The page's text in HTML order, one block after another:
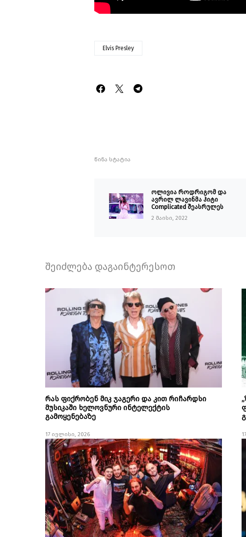
Elvis Presley
წინა სტატია
ოლივია როდრიგომ და
ავრილ ლავინმა ჰიტი
Complicated შეასრულეს
2 მაისი, 2022
შეიძლება დაგაინტერესოთ
რას ფიქრობენ მიკ ჯაგერი და კით რიჩარდსი
მუსიკაში ხელოვნური ინტელექტის
გამოყენებაზე
17 ივლისი, 2026